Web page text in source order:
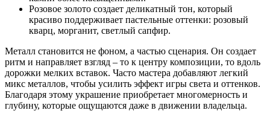
Розовое золото создает деликатный тон, который
красиво поддерживает пастельные оттенки: розовый
кварц, морганит, светлый сапфир.
Металл становится не фоном, а частью сценария. Он создает
ритм и направляет взгляд – то к центру композиции, то вдоль
дорожки мелких вставок. Часто мастера добавляют легкий
микс металлов, чтобы усилить эффект игры света и оттенков.
Благодаря этому украшение приобретает многомерность и
глубину, которые ощущаются даже в движении владельца.